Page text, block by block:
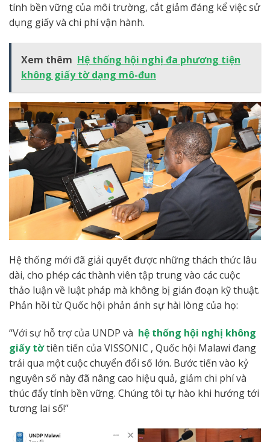
tính bền vững của môi trường, cắt giảm đáng kể việc sử
dụng giấy và chi phí vận hành.
Xem thêm Hệ thống hội nghị đa phương tiện
không giấy tờ dạng mô-đun
Hệ thống mới đã giải quyết được những thách thức lâu
dài, cho phép các thành viên tập trung vào các cuộc
thảo luận về luật pháp mà không bị gián đoạn kỹ thuật.
Phản hồi từ Quốc hội phản ánh sự hài lòng của họ:
“Với sự hỗ trợ của UNDP và hệ thống hội nghị không
giấy tờtiên tiến của VISSONIC , Quốc hội Malawi đang
trải qua một cuộc chuyển đổi số lớn. Bước tiến vào kỷ
nguyên số này đã nâng cao hiệu quả, giảm chi phí và
thúc đẩy tính bền vững. Chúng tôi tự hào khi hướng tới
tương lai số!”